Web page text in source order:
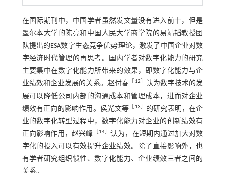
在国际期刊中，中国学者虽然发文量没有进入前十，但是
墨尔本大学的陈亮和中国人民大学商学院的易靖韬教授团
队提出的ESA数字生态竞争优势理论，激发了中国企业对数
字经济时代管理的再思考。国内学者对数字化能力的研究
主要集中在数字化能力所带来的效果，即数字化能力与企
业绩效和企业发展的关系。赵付春
12 ］认为数字技术的发
展可以降低公司内部的沟通成本和管理成本，进而对企业
绩效有正向的影响作用。侯光文等
13
的研究表明，在企
业的数字化转型过程中，数字化能力对企业的创新绩效有
正向影响作用，赵兴峰
14］认为，在短期内通过加大对数
字化的投入可以有效提升企业绩效。除了直接影响外，也
有学者研究组织惯性、数字化能力、企业绩效三者之间的